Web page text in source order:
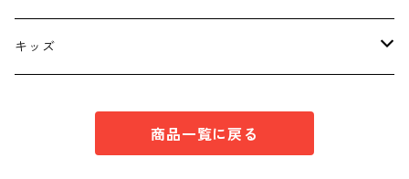
ボトムス
トップス
キッズ
商品一覧に戻る